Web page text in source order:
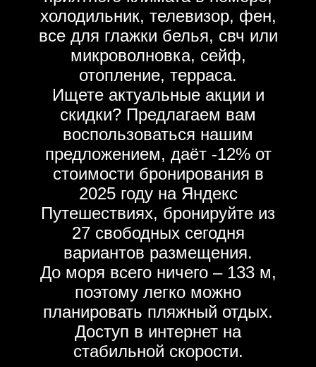
холодильник, телевизор, фен,
все для глажки белья, свч или
микроволновка, сейф,
отопление, терраса.
Ищете актуальные акции и
скидки? Предлагаем вам
воспользоваться нашим
предложением, даёт -12% от
стоимости бронирования в
2025 году на Яндекс
Путешествиях, бронируйте из
27 свободных сегодня
вариантов размещения.
До моря всего ничего – 133 м,
поэтому легко можно
планировать пляжный отдых.
Доступ в интернет на
стабильной скорости.